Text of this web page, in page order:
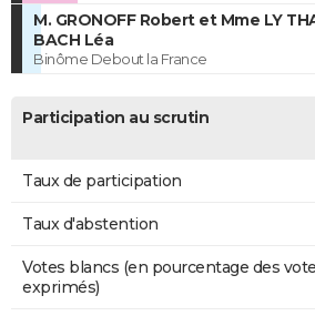
M. GRONOFF Robert et Mme LY
BACH Léa
Binôme Debout la France
Participation au scrutin
Taux de participation
Taux d'abstention
Votes blancs (en pourcentage des
exprimés)